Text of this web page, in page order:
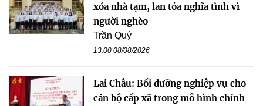
xóa nhà tạm, lan tỏa nghĩa tình vì
người nghèo
Trần Quý
13:00 08/08/2026
Lai Châu: Bồi dưỡng nghiệp vụ cho
cán bộ cấp xã trong mô hình chính